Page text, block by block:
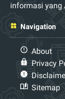
informasi yang
Navigation
About
Privacy
Sitemap